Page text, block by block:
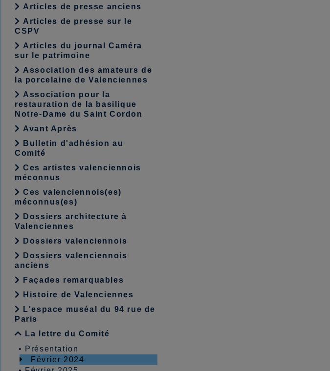
Articles de presse anciens
Articles de presse sur le
CSPV
Articles du journal Caméra
sur le patrimoine
Association des amateurs de
la porcelaine de Valenciennes
Association pour la
restauration de la basilique
Notre-Dame du Saint Cordon
Avant Après
Bulletin d'adhésion au
Comité
Ces artistes valenciennois
méconnus
Ces valenciennois(es)
méconnus(es)
Dossiers architecture à
Valenciennes
Dossiers valenciennois
Dossiers valenciennois
anciens
Façades remarquables
Histoire de Valenciennes
L'espace muséal du 94 rue de
Paris
La lettre du Comité
•
Présentation
Février 2024